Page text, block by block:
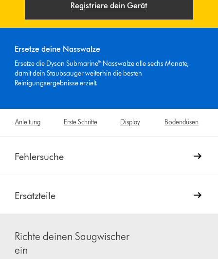
Registriere dein Gerät
Ersetze deine Nasswalze
Ersetze die Dyson Submarine™ Nasswalze alle sechs Monate,
damit dein Staubsauger weiterhin die besten
Reinigungsergebnisse erzielt.
Anleitung Erste Schritte Display Bodendüsen
Fehlersuche
Ersatzteile
Richte deinen Saugwischer
ein